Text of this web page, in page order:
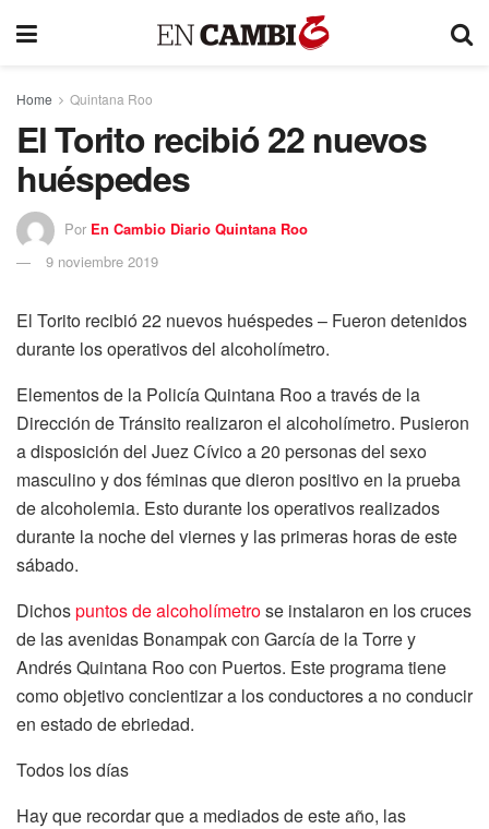
Home Quintana Roo
El Torito recibió 22 nuevos
huéspedes
Por En Cambio Diario Quintana Roo
9 noviembre 2019
El Torito recibió 22 nuevos huéspedes – Fueron detenidos
durante los operativos del alcoholímetro.
Elementos de la Policía Quintana Roo a través de la
Dirección de Tránsito realizaron el alcoholímetro. Pusieron
a disposición del Juez Cívico a 20 personas del sexo
masculino y dos féminas que dieron positivo en la prueba
de alcoholemia. Esto durante los operativos realizados
durante la noche del viernes y las primeras horas de este
sábado.
Dichospuntos de alcoholímetrose instalaron en los cruces
de las avenidas Bonampak con García de la Torre y
Andrés Quintana Roo con Puertos. Este programa tiene
como objetivo concientizar a los conductores a no conducir
en estado de ebriedad.
Todos los días
Hay que recordar que a mediados de este año, las